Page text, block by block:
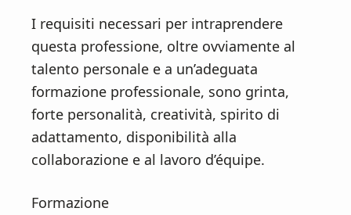
I requisiti necessari per intraprendere
questa professione, oltre ovviamente al
talento personale e a un’adeguata
formazione professionale, sono grinta,
forte personalità, creatività, spirito di
adattamento, disponibilità alla
collaborazione e al lavoro d’équipe.
Formazione